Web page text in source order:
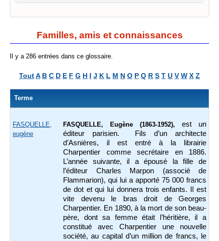
Familles, amis et connaissances
Il y a 286 entrées dans ce glossaire.
ToutA B C D E F G H I J K L M N O P Q R S T U V W X Z
Terme
FASQUELLE,
eugène
FASQUELLE, Eugène (1863-1952),
est un
éditeur parisien. Fils d’un architecte
d’Asnières, il est entré à la librairie
Charpentier comme secrétaire en 1886.
L’année suivante, il a épousé la fille de
l’éditeur Charles Marpon (associé de
Flammarion), qui lui a apporté 75 000 francs
de dot et qui lui donnera trois enfants. Il est
vite devenu le bras droit de Georges
Charpentier. En 1890, à la mort de son beau-
père, dont sa femme était l’héritière, il a
constitué avec Charpentier une nouvelle
société, au capital d’un million de francs, le